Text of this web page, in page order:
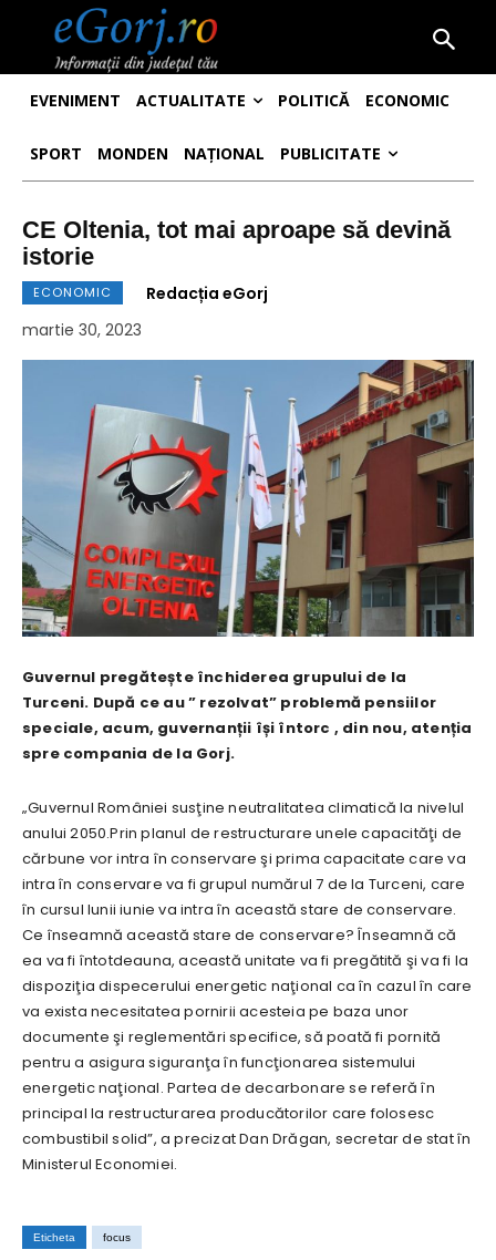
EVENIMENT ACTUALITATE POLITICĂ ECONOMIC
SPORT MONDEN NAȚIONAL PUBLICITATE
CE Oltenia, tot mai aproape să devină
istorie
ECONOMIC
Redacția eGorj
martie 30, 2023
Guvernul pregătește închiderea grupului de la
Turceni. După ce au ” rezolvat” problemă pensiilor
speciale, acum, guvernanții își întorc , din nou, atenția
spre compania de la Gorj.
„Guvernul României susţine neutralitatea climatică la nivelul
anului 2050.Prin planul de restructurare unele capacităţi de
cărbune vor intra în conservare şi prima capacitate care va
intra în conservare va fi grupul numărul 7 de la Turceni, care
în cursul lunii iunie va intra în această stare de conservare.
Ce înseamnă această stare de conservare? Înseamnă că
ea va fi întotdeauna, această unitate va fi pregătită şi va fi la
dispoziţia dispecerului energetic naţional ca în cazul în care
va exista necesitatea pornirii acesteia pe baza unor
documente şi reglementări specifice, să poată fi pornită
pentru a asigura siguranţa în funcţionarea sistemului
energetic naţional. Partea de decarbonare se referă în
principal la restructurarea producătorilor care folosesc
combustibil solid”, a precizat Dan Drăgan, secretar de stat în
Ministerul Economiei.
Eticheta focus